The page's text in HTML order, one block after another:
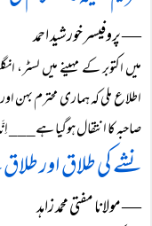
― پروفیسر خورشید احمد
اطلاع ملی کہ ہماری محترم بہن
صاحبہ کا انتقال ہوگیا ہے___
نشے کی طلاق اور
― مولانا مفتی محمد زاہد